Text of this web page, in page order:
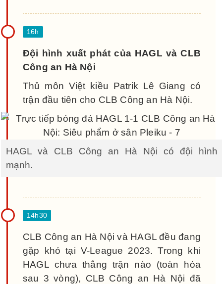
Đội hình xuất phát của HAGL và CLB
Công an Hà Nội
Thủ môn Việt kiều Patrik Lê Giang có
trận đầu tiên cho CLB Công an Hà Nội.
HAGL và CLB Công an Hà Nội có đội hình
mạnh.
CLB Công an Hà Nội và HAGL đều đang
gặp khó tại V-League 2023. Trong khi
HAGL chưa thắng trận nào (toàn hòa
sau 3 vòng), CLB Công an Hà Nội đã